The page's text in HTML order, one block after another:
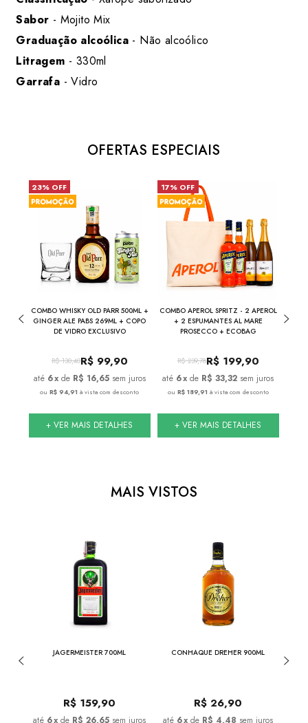
Sabor - Mojito Mix
Graduação alcoólica - Não alcoólico
Litragem - 330ml
Garrafa - Vidro
OFERTAS ESPECIAIS
23% OFF
COMBO WHISKY OLD PARR 500ML +
GINGER ALE PABS 269ML + COPO
DE VIDRO EXCLUSIVO
R$ 130,40R$ 99,90
6x de R$ 16,65 sem juros
ouR$ 94,91 à vista com desconto
+ VER MAIS DETALHES
17% OFF
COMBO APEROL SPRITZ - 2 APEROL
+ 2 ESPUMANTES AL MARE
PROSECCO + ECOBAG
R$ 239,78R$ 199,90
6x de R$ 33,32 sem juros
ou R$ 189,91 à vista com desconto
+ VER MAIS DETALHES
MAIS VISTOS
JAGERMEISTER 700ML
R$ 159,90
6x de R$ 26,65 sem juros
CONHAQUE DREHER 900ML
R$ 26,90
6x de R$ 4,48 sem juros